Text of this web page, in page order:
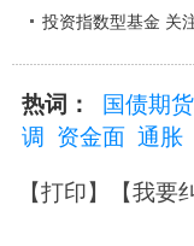
投资指数型基金 关
热词： 国债期货
调
资金面 通胀
【打印】【我要